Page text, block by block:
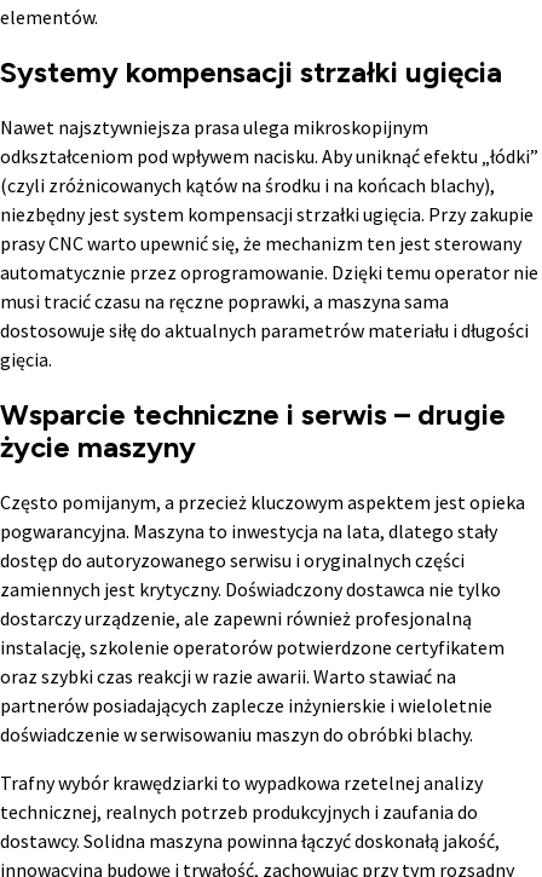
elementów.
Systemy kompensacji strzałki ugięcia
Nawet najsztywniejsza prasa ulega mikroskopijnym
odkształceniom pod wpływem nacisku. Aby uniknąć efektu „łódki”
(czyli zróżnicowanych kątów na środku i na końcach blachy),
niezbędny jest system kompensacji strzałki ugięcia. Przy zakupie
prasy CNC warto upewnić się, że mechanizm ten jest sterowany
automatycznie przez oprogramowanie. Dzięki temu operator nie
musi tracić czasu na ręczne poprawki, a maszyna sama
dostosowuje siłę do aktualnych parametrów materiału i długości
gięcia.
Wsparcie techniczne i serwis – drugie
życie maszyny
Często pomijanym, a przecież kluczowym aspektem jest opieka
pogwarancyjna. Maszyna to inwestycja na lata, dlatego stały
dostęp do autoryzowanego serwisu i oryginalnych części
zamiennych jest krytyczny. Doświadczony dostawca nie tylko
dostarczy urządzenie, ale zapewni również profesjonalną
instalację, szkolenie operatorów potwierdzone certyfikatem
oraz szybki czas reakcji w razie awarii. Warto stawiać na
partnerów posiadających zaplecze inżynierskie i wieloletnie
doświadczenie w serwisowaniu maszyn do obróbki blachy.
Trafny wybór krawędziarki to wypadkowa rzetelnej analizy
technicznej, realnych potrzeb produkcyjnych i zaufania do
dostawcy. Solidna maszyna powinna łączyć doskonałą jakość,
innowacyjną budowę i trwałość, zachowując przy tym rozsądny